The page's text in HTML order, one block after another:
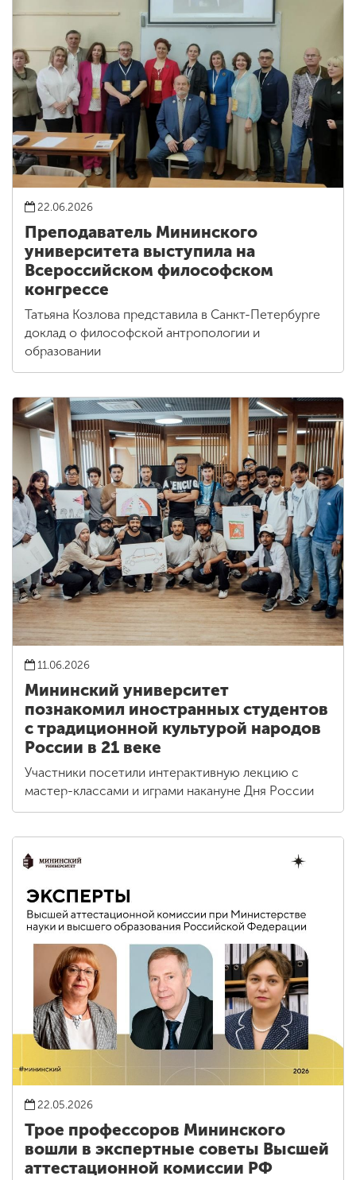
22.06.2026
Преподаватель Мининского
университета выступила на
Всероссийском философском
конгрессе
Татьяна Козлова представила в Санкт-Петербурге
доклад о философской антропологии и
образовании
11.06.2026
Мининский университет
познакомил иностранных студентов
с традиционной культурой народов
России в 21 веке
Участники посетили интерактивную лекцию с
мастер-классами и играми накануне Дня России
22.05.2026
Трое профессоров Мининского
вошли в экспертные советы Высшей
аттестационной комиссии РФ